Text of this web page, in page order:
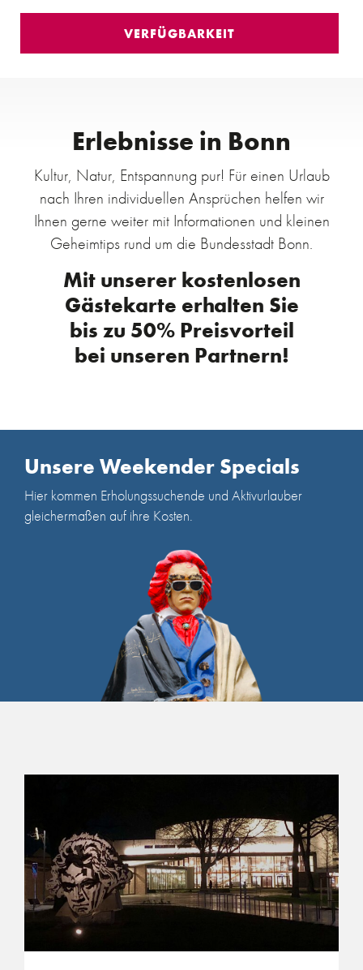
Erlebnisse in Bonn
Kultur, Natur, Entspannung pur! Für einen Urlaub
nach Ihren individuellen Ansprüchen helfen wir
Ihnen gerne weiter mit Informationen und kleinen
Geheimtips rund um die Bundesstadt Bonn.
Mit unserer kostenlosen
Gästekarte erhalten Sie
bis zu 50% Preisvorteil
bei unseren Partnern!
Unsere Weekender Specials
Hier kommen Erholungssuchende und Aktivurlauber
gleichermaßen auf ihre Kosten.